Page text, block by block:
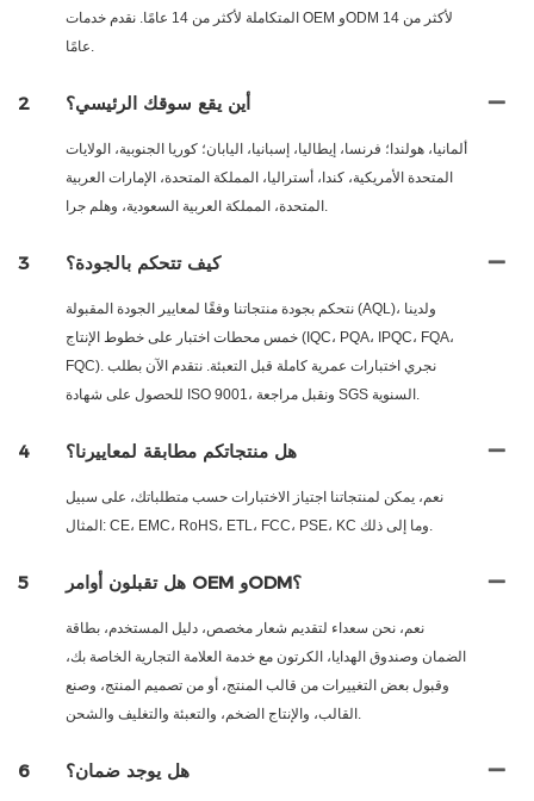
المتكاملة لأكثر من 14 عامًا. نقدم خدمات OEM وODM لأكثر من 14
عامًا.
2 أين يقع سوقك الرئيسي؟
ألمانيا، هولندا؛ فرنسا، إيطاليا، إسبانيا، اليابان؛ كوريا الجنوبية، الولايات
المتحدة الأمريكية، كندا، أستراليا، المملكة المتحدة، الإمارات العربية
المتحدة، المملكة العربية السعودية، وهلم جرا.
3 كيف تتحكم بالجودة؟
نتحكم بجودة منتجاتنا وفقًا لمعايير الجودة المقبولة (AQL)، ولدينا
خمس محطات اختبار على خطوط الإنتاج (IQC، PQA، IPQC، FQA،
FQC). نجري اختبارات عمرية كاملة قبل التعبئة. نتقدم الآن بطلب
للحصول على شهادة ISO 9001، ونقبل مراجعة SGS السنوية.
4 هل منتجاتكم مطابقة لمعاييرنا؟
نعم، يمكن لمنتجاتنا اجتياز الاختبارات حسب متطلباتك، على سبيل
المثال: CE، EMC، RoHS، ETL، FCC، PSE، KC وما إلى ذلك.
5 هل تقبلون أوامر OEM وODM؟
نعم، نحن سعداء لتقديم شعار مخصص، دليل المستخدم، بطاقة
الضمان وصندوق الهدايا، الكرتون مع خدمة العلامة التجارية الخاصة بك،
وقبول بعض التغييرات من قالب المنتج، أو من تصميم المنتج، وصنع
القالب، والإنتاج الضخم، والتعبئة والتغليف والشحن.
6 هل يوجد ضمان؟